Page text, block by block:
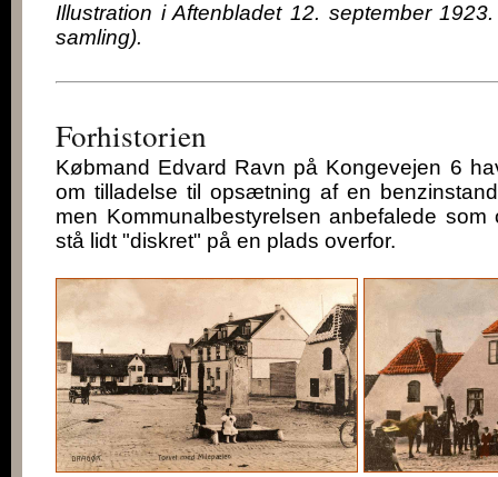
Illustration i Aftenbladet 12. september
samling).
Forhistorien
Købmand Edvard Ravn på Kongevejen 6
om tilladelse til opsætning af en
men Kommunalbestyrelsen anbefalede
stå lidt "diskret" på en plads overfor.